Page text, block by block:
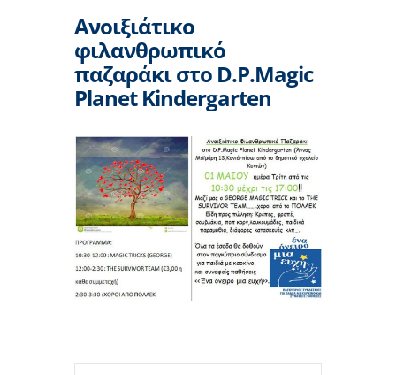
Ανοιξιάτικο
φιλανθρωπικό
παζαράκι στο D.P.Magic
Planet Kindergarten